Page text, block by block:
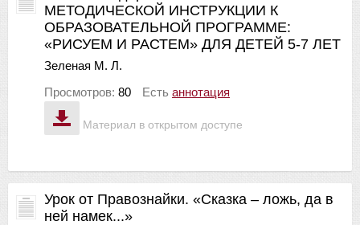
Материал в открытом доступе
МЕТОДИЧЕСКОЙ ИНСТРУКЦИИ К
ОБРАЗОВАТЕЛЬНОЙ ПРОГРАММЕ:
«РИСУЕМ И РАСТЕМ» ДЛЯ ДЕТЕЙ 5-7 ЛЕТ
Зеленая М. Л.
Просмотров: 80 Есть аннотация
Урок от Правознайки. «Сказка – ложь, да в
ней намек...»